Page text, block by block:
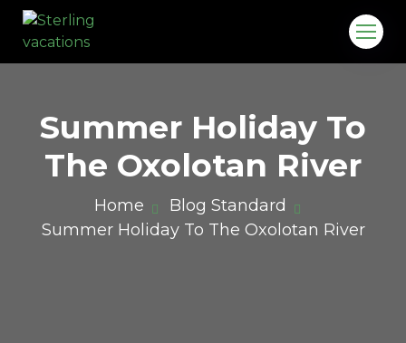
Summer Holiday To
The Oxolotan River
Home
Blog Standard
Summer Holiday To The Oxolotan River